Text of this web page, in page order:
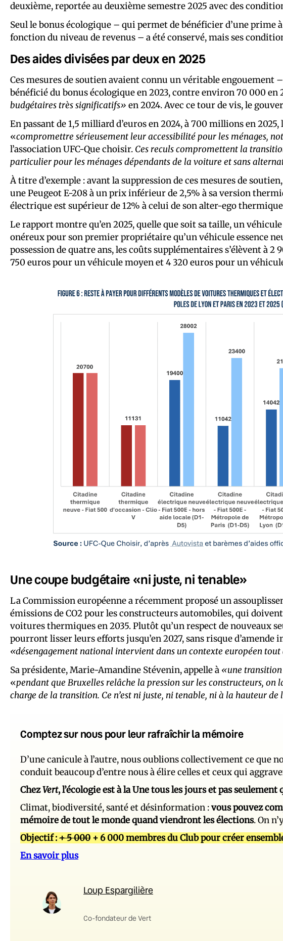
deuxième, reportée au deuxième semestre 2025 avec des
Seul le bonus écologique – qui permet de bénéficier d’une prime
fonction du niveau de revenus – a été conservé, mais ses
Des aides divisées par deux en 2025
Ces mesures de soutien avaient connu un véritable engouement
bénéficié du bonus écologique en 2023, contre environ 70 000 en
budgétaires très significatifs» en 2024. Avec ce tour de vis, le
En passant de 1,5 milliard d’euros en 2024, à 700 millions en
«compromettre sérieusement leur accessibilité pour les ménages,
l’association UFC-Que choisir. Ces reculs compromettent la
particulier pour les ménages dépendants de la voiture et sans
À titre d’exemple : avant la suppression de ces mesures de
une Peugeot E-208 à un prix inférieur de 2,5% à sa version
électrique est supérieur de 12% à celui de son alter-ego
Le rapport montre qu’en 2025, quelle que soit sa taille, un
onéreux pour son premier propriétaire qu’un véhicule essence
possession de quatre ans, les coûts supplémentaires s’élèvent à
750 euros pour un véhicule moyen et 4 320 euros pour un
Une coupe budgétaire «ni juste, ni tenable»
La Commission européenne a récemment proposé un
émissions de CO2 pour les constructeurs automobiles, qui
voitures thermiques en 2035. Plutôt qu’un respect de nouveaux
pourront lisser leurs efforts jusqu’en 2027, sans risque d’amende
«désengagement national intervient dans un contexte européen
Sa présidente, Marie-Amandine Stévenin, appelle à «une transition
«pendant que Bruxelles relâche la pression sur les constructeurs, on
charge de la transition. Ce n’est ni juste, ni tenable, ni à la hauteur
Comptez sur nous pour leur rafraîchir la mémoire
D’une canicule à l’autre, nous oublions collectivement ce que
conduit beaucoup d’entre nous à élire celles et ceux qui
ChezVert, l’écologie est à la Une tous les jours et pas
Climat, biodiversité, santé et désinformation :vous pouvez
mémoire de tout le monde quand viendront les élections. On
Objectif :+ 5 000 + 6 000 membres du Club pour créer
En savoir plus
Loup Espargilière
Co-fondateur de Vert